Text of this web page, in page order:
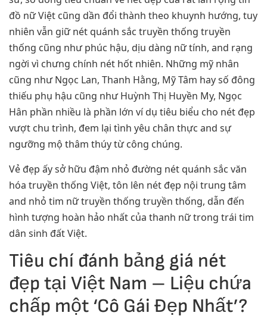
đồ nữ Việt cũng dần đổi thành theo khuynh hướng, tuy
nhiên vẫn giữ nét quánh sắc truyền thống truyền
thống cũng như phúc hậu, dịu dàng nữ tính, and rạng
ngời vì chưng chính nét hốt nhiên. Những mỹ nhân
cũng như Ngọc Lan, Thanh Hằng, Mỹ Tâm hay số đông
thiếu phụ hậu cũng như Huỳnh Thị Huyền My, Ngọc
Hân phần nhiều là phần lớn ví dụ tiêu biểu cho nét đẹp
vượt chu trình, đem lại tình yêu chân thực and sự
ngưỡng mộ thâm thúy từ công chúng.
Vẻ đẹp ấy sở hữu đậm nhỏ đường nét quánh sắc văn
hóa truyền thống Việt, tôn lên nét đẹp nội trung tâm
and nhỏ tim nữ truyền thống truyền thống, dẫn đến
hình tượng hoàn hảo nhất của thanh nữ trong trái tim
dân sinh đất Việt.
Tiêu chí đánh bảng giá nét
đẹp tại Việt Nam – Liệu chứa
chấp một ‘Cô Gái Đẹp Nhất’?